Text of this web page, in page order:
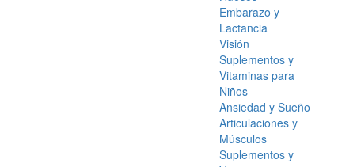
Embarazo y
Lactancia
Visión
Suplementos y
Vitaminas para
Niños
Ansiedad y Sueño
Articulaciones y
Músculos
Suplementos y